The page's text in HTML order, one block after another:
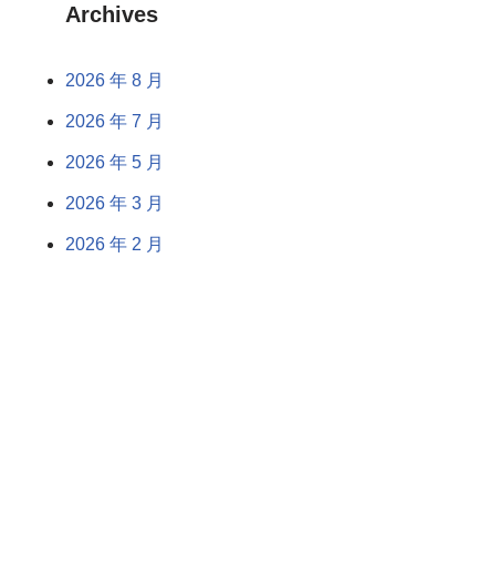
Archives
2026 年 8 月
2026 年 7 月
2026 年 5 月
2026 年 3 月
2026 年 2 月